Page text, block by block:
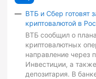
ВТБ и Сбер готовят
криптовалютой в
ВТБ сообщил о
криптовалютных
направление через
Инвестиции, а
депозитария. В